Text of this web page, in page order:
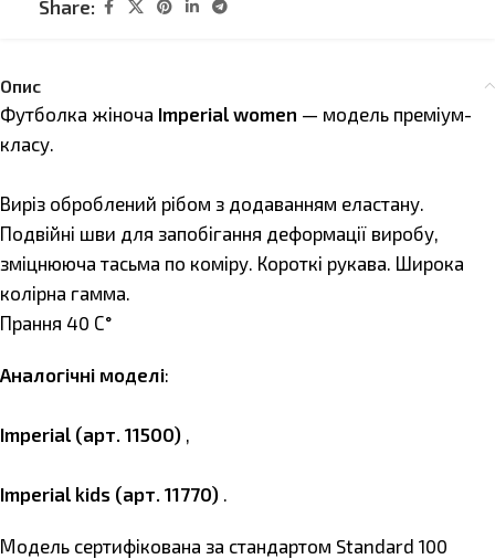
Share:
Опис
Футболка жіноча Imperial women — модель преміум-
класу.
Виріз оброблений рібом з додаванням еластану.
Подвійні шви для запобігання деформації виробу,
зміцнююча тасьма по коміру. Короткі рукава. Широка
колірна гамма.
Прання 40 С°
Аналогічні моделі:
Imperial (арт. 11500)
Imperial kids (арт. 11770)
Модель сертифікована за стандартом Standard 100